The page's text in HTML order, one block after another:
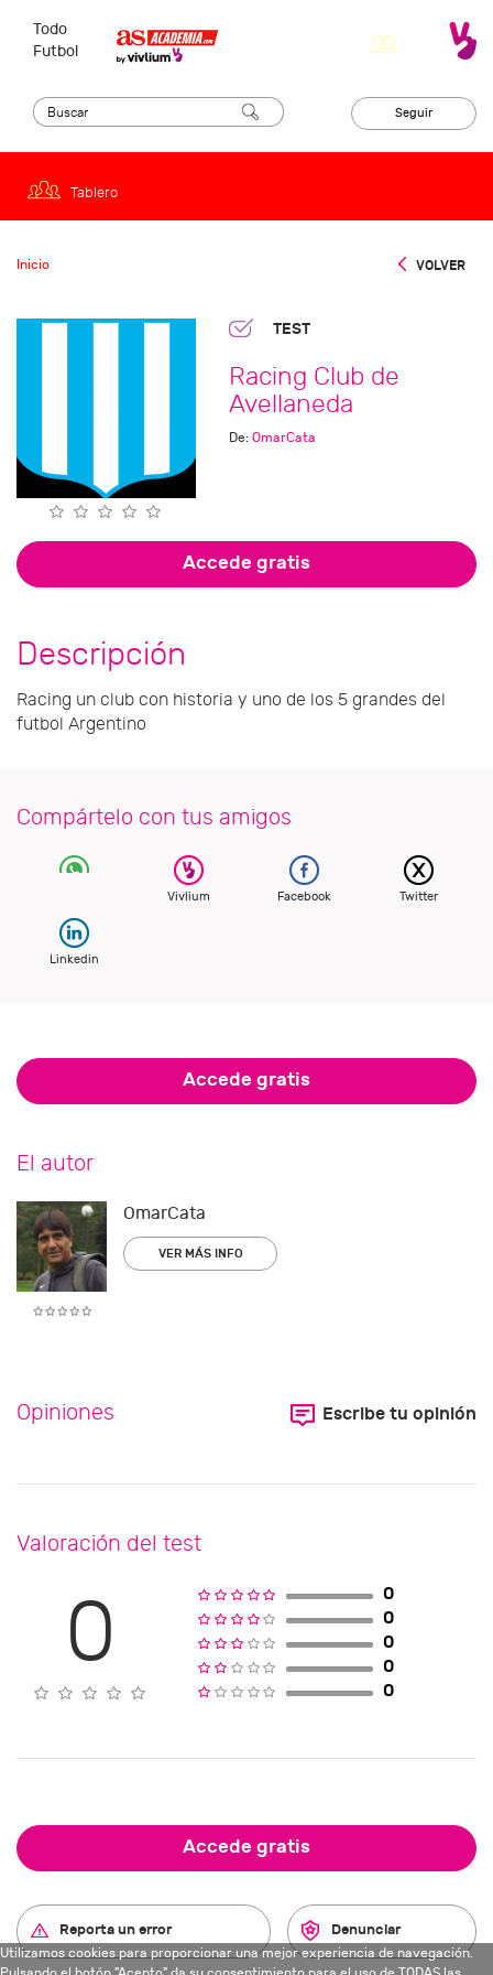
Todo
Futbol
Seguir
Tablero
Inicio VOLVER
TEST
Racing Club de
Avellaneda
De: OmarCata
Accede gratis
Descripción
Racing un club con historia y uno de los 5 grandes del
futbol Argentino
Compártelo con tus amigos
Vivlium Facebook Twitter
Linkedin
Accede gratis
El autor
OmarCata
VER MÁS INFO
Opiniones Escribe tu opinión
Valoración del test
0
0
0
0
0
0
Accede gratis
Reporta un error Denunciar
Utilizamos cookies para proporcionar una mejor experiencia de navegación.